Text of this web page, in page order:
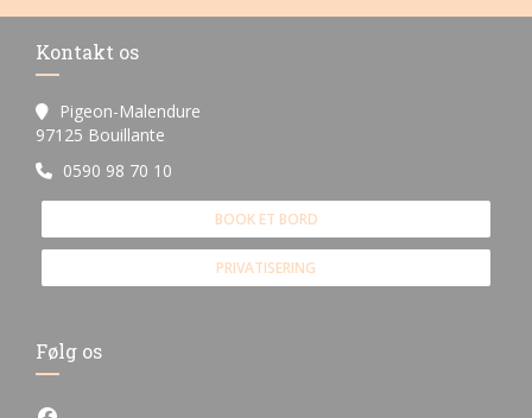
Kontakt os
Pigeon-Malendure
97125 Bouillante
0590 98 70 10
BOOK ET BORD
PRIVATISERING
Følg os